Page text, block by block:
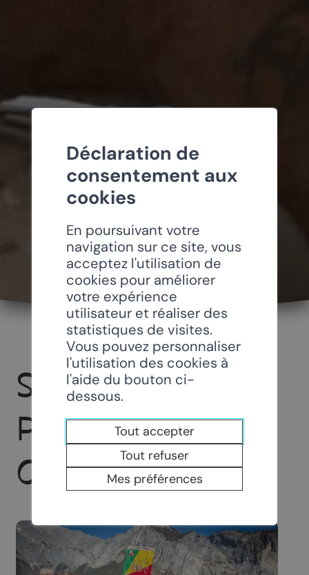
SOCIÉTÉ DES
PATOISANTS
O'BARILLON
Déclaration de
consentement aux
cookies
En poursuivant votre
navigation sur ce site, vous
acceptez l'utilisation de
cookies pour améliorer
votre expérience
utilisateur et réaliser des
statistiques de visites.
Vous pouvez personnaliser
l'utilisation des cookies à
l'aide du bouton ci-
dessous.
Tout accepter
Tout refuser
Mes préférences